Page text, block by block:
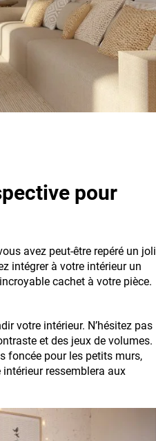
pour
avez peut-être repéré un joli
intégrer à votre intérieur un
cachet à votre pièce.
votre intérieur. N’hésitez pas
et des jeux de volumes.
foncée pour les petits murs,
ressemblera aux